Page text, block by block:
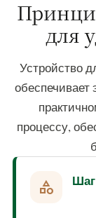
для
Устройство
обеспечивает
процессу,
category